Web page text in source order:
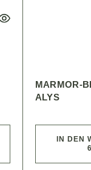
MARMOR-
ALYS
IN DEN